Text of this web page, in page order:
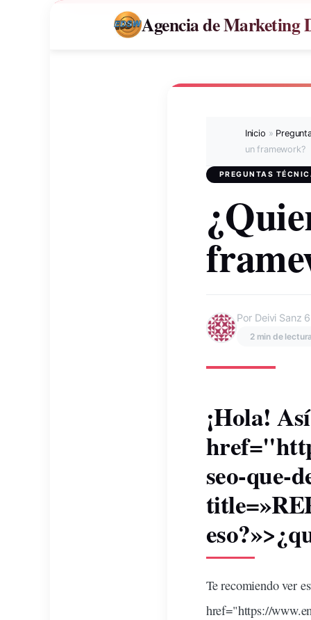
Agencia de Marketing
Inicio »
un framework?
PREGUNTAS
Por Deivi Sanz
2 min de lectura
¡Hola!
seo-que-
Te recomiendo ver
href="https://